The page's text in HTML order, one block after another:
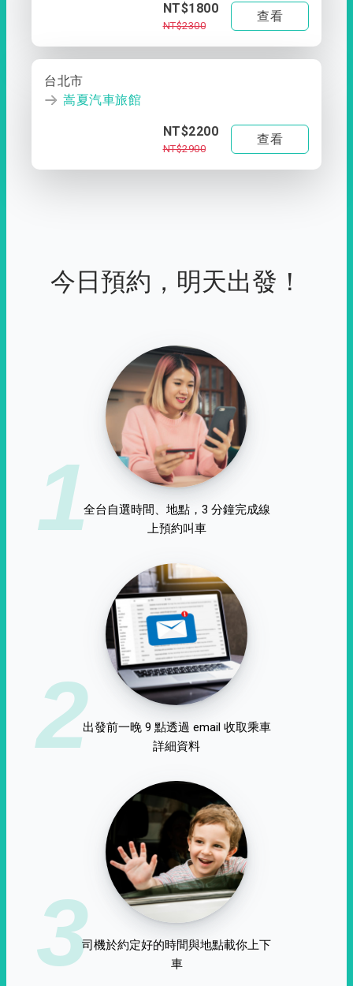
NT$1800
NT$2300
查看
台北市
嵩夏汽車旅館
NT$2200
NT$2900
查看
今日預約，明天出發！
1全台自選時間、地點，3 分鐘完成線
上預約叫車
2出發前一晚 9 點透過 email 收取乘車
詳細資料
3司機於約定好的時間與地點載你上下
車